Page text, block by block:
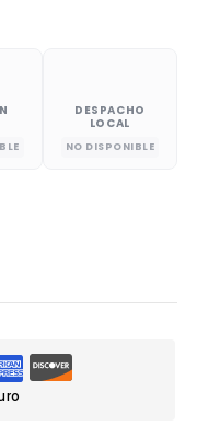
DESPACHO
LOCAL
NO DISPONIBLE